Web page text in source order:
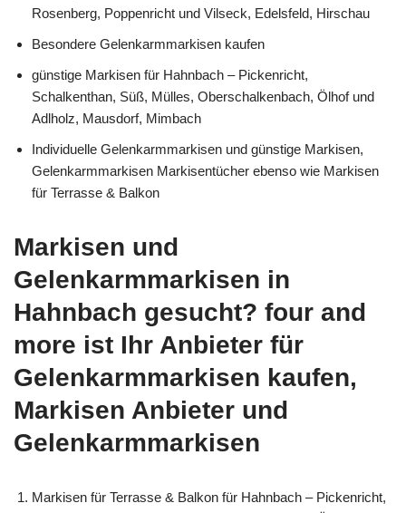
Rosenberg, Poppenricht und Vilseck, Edelsfeld, Hirschau
Besondere Gelenkarmmarkisen kaufen
günstige Markisen für Hahnbach – Pickenricht,
Schalkenthan, Süß, Mülles, Oberschalkenbach, Ölhof und
Adlholz, Mausdorf, Mimbach
Individuelle Gelenkarmmarkisen und günstige Markisen,
Gelenkarmmarkisen Markisentücher ebenso wie Markisen
für Terrasse & Balkon
Markisen und
Gelenkarmmarkisen in
Hahnbach gesucht? four and
more ist Ihr Anbieter für
Gelenkarmmarkisen kaufen,
Markisen Anbieter und
Gelenkarmmarkisen
Markisen für Terrasse & Balkon für Hahnbach – Pickenricht,